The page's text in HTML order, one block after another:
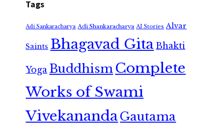
Tags
Adi Sankaracharya Adi Shankaracharya AI Stories Alvar
Saints Bhagavad GitaBhakti
Yoga Buddhism Complete
Works of Swami
VivekanandaGautama